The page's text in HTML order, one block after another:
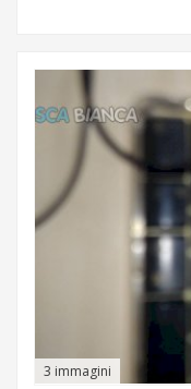
3 immagini